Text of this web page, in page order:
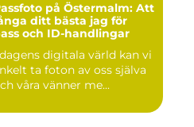
på Östermalm: Att
ditt bästa jag för
och ID-handlingar
digitala värld kan vi
ta foton av oss själva
våra vänner me...